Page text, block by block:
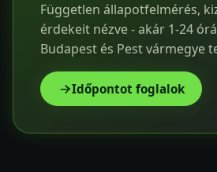
Független állapotfelmérés,
érdekeit nézve - akár 1-24
Budapest és Pest vármegye
Időpontot foglalok